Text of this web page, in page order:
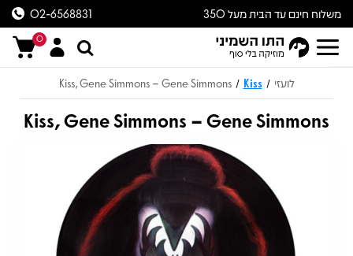
משלוח חינם עד הבית מעל 350
ש״ח
02-6568831
0
לועזי /
Kiss
/
Kiss, Gene Simmons – Gene Simmons
Kiss, Gene Simmons – Gene Simmons